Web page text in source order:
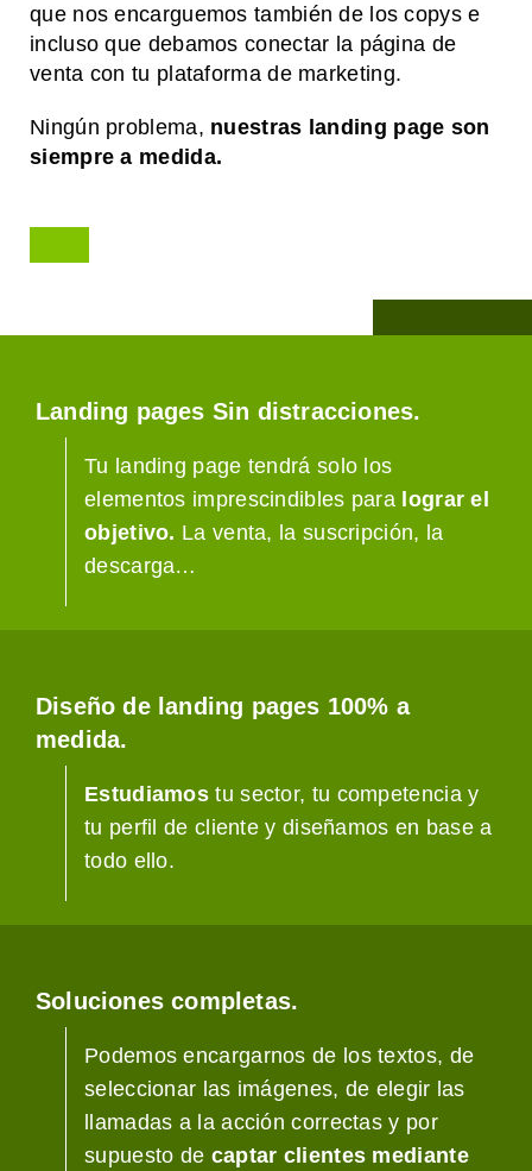
que nos encarguemos también de los copys e
incluso que debamos conectar la página de
venta con tu plataforma de marketing.
Ningún problema, nuestras landing page son
siempre a medida.
Landing pages Sin distracciones.
Tu landing page tendrá solo los
elementos imprescindibles para lograr el
objetivo. La venta, la suscripción, la
descarga…
Diseño de landing pages 100% a
medida.
Estudiamostu sector, tu competencia y
tu perfil de cliente y diseñamos en base a
todo ello.
Soluciones completas.
Podemos encargarnos de los textos, de
seleccionar las imágenes, de elegir las
llamadas a la acción correctas y por
supuesto de captar clientes mediante